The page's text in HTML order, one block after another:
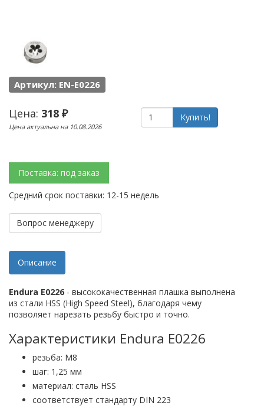
Артикул: EN-E0226
Цена: 318 ₽
Цена актуальна на 10.08.2026
Купить!
Поставка: под заказ
Средний срок поставки: 12-15 недель
Вопрос менеджеру
Описание
Endura E0226 - высококачественная плашка выполнена
из стали HSS (High Speed Steel), благодаря чему
позволяет нарезать резьбу быстро и точно.
Характеристики Endura E0226
резьба: М8
шаг: 1,25 мм
материал: сталь HSS
соответствует стандарту DIN 223